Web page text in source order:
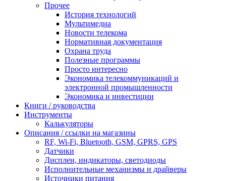
Прочее
История технологий
Мультимедиа
Новости телекома
Нормативная документация
Охрана труда
Полезные программы
Просто интересно
Экономика телекоммуникаций и
электронной промышленности
Экономика и инвестиции
Книги / руководства
Инструменты
Калькуляторы
Описания / ссылки на магазины
RF, Wi-Fi, Bluetooth, GSM, GPRS, GPS
Датчики
Дисплеи, индикаторы, светодиоды
Исполнительные механизмы и драйверы
Источники питания